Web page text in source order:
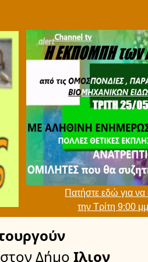
Πατήστε εδώ για να
την Τρίτη 9:00
στον Δήμο Ιλιον